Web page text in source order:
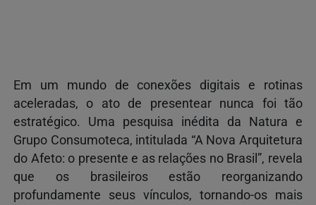
Em um mundo de conexões digitais e rotinas
aceleradas, o ato de presentear nunca foi tão
estratégico. Uma pesquisa inédita da Natura e
Grupo Consumoteca, intitulada “A Nova Arquitetura
do Afeto: o presente e as relações no Brasil”, revela
que os brasileiros estão reorganizando
profundamente seus vínculos, tornando-os mais